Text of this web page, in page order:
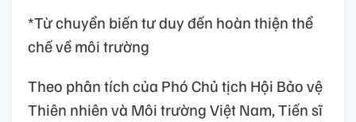
*Từ chuyển biến tư duy đến hoàn thiện thể
chế về môi trường
Theo phân tích của Phó Chủ tịch Hội Bảo vệ
Thiên nhiên và Môi trường Việt Nam, Tiến sĩ